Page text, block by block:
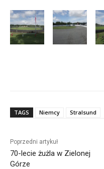
TAGS Niemcy Stralsund
Poprzedni artykuł
70-lecie żużla w Zielonej
Górze